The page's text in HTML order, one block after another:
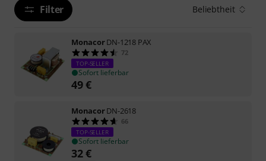
Filter Beliebtheit
MonacorDN-1218 PAX
72
TOP-SELLER
Sofort lieferbar
49€
MonacorDN-2618
66
TOP-SELLER
Sofort lieferbar
32€